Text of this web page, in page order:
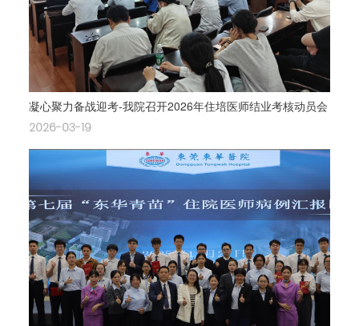
凝心聚力备战迎考-我院召开2026年住培医师结业考核动员会
2026-03-19